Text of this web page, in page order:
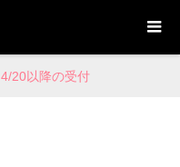
4/20以降の受付